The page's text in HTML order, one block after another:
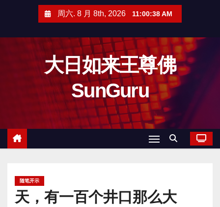
周六. 8 月 8th, 2026 11:00:39 AM
大日如来王尊佛
SunGuru
随笔开示
天，有一百个井口那么大